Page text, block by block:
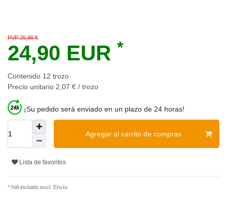
PVP 26,96 €
24,90 EUR *
Contenido 12 trozo
Precio unitario 2,07 € / trozo
¡Su pedido será enviado en un plazo de 24 horas!
Agregar al carrito de compras
Lista de favoritos
* IVA incluido excl. Envío